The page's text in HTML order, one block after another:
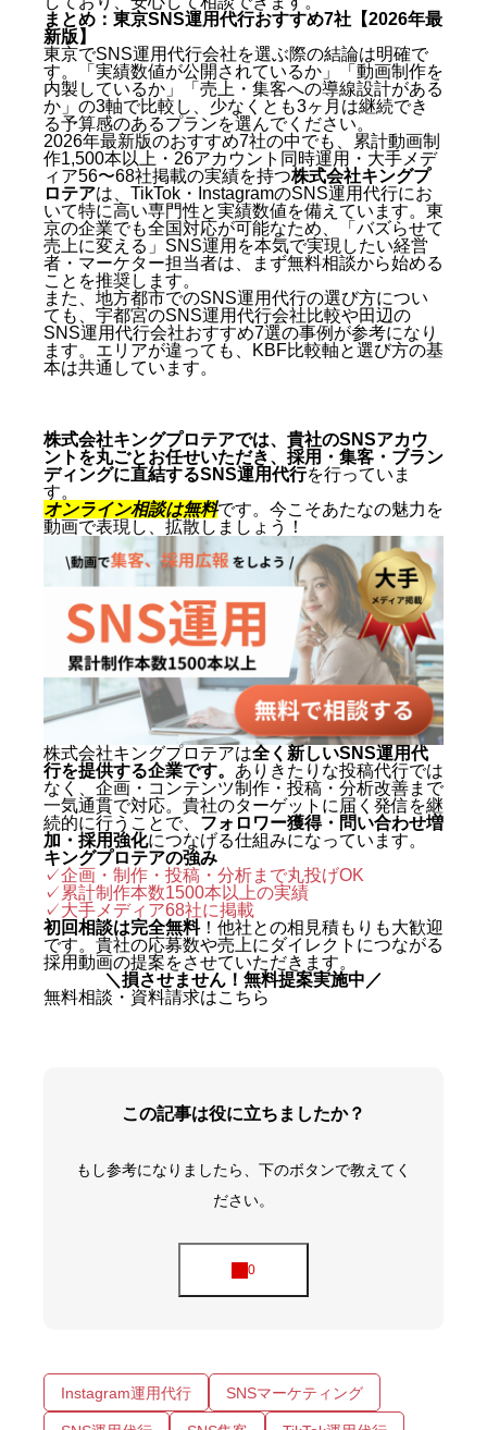
まとめ：東京SNS運用代行おすすめ7社【2026年最
新版】
東京でSNS運用代行会社を選ぶ際の結論は明確で
す。「実績数値が公開されているか」「動画制作を
内製しているか」「売上・集客への導線設計がある
か」の3軸で比較し、少なくとも3ヶ月は継続でき
る予算感のあるプランを選んでください。
2026年最新版のおすすめ7社の中でも、累計動画制
作1,500本以上・26アカウント同時運用・大手メデ
ィア56〜68社掲載の実績を持つ株式会社キングプ
ロテアは、TikTok・InstagramのSNS運用代行にお
いて特に高い専門性と実績数値を備えています。東
京の企業でも全国対応が可能なため、「バズらせて
売上に変える」SNS運用を本気で実現したい経営
者・マーケター担当者は、まず無料相談から始める
ことを推奨します。
また、地方都市でのSNS運用代行の選び方につい
ても、 宇都宮のSNS運用代行会社比較や田辺の
SNS運用代行会社おすすめ7選の事例が参考になり
ます。エリアが違っても、KBF比較軸と選び方の基
本は共通しています。
株式会社キングプロテアでは、貴社のSNSアカウ
ントを丸ごとお任せいただき、採用・集客・ブラン
ディングに直結するSNS運用代行を行っていま
す。
オンライン相談は無料です。今こそあたなの魅力を
動画で表現し、拡散しましょう！
株式会社キングプロテアは全く新しいSNS運用代
行を提供する企業です。 ありきたりな投稿代行では
なく、企画・コンテンツ制作・投稿・分析改善まで
一気通貫で対応。貴社のターゲットに届く発信を継
続的に行うことで、 フォロワー獲得・問い合わせ増
加・採用強化につなげる仕組みになっています。
キングプロテアの強み
✓企画・制作・投稿・分析まで丸投げOK
✓累計制作本数1500本以上の実績
✓大手メディア68社に掲載
初回相談は完全無料！他社との相見積もりも大歓迎
です。貴社の応募数や売上にダイレクトにつながる
採用動画の提案をさせていただきます。
＼損させません！無料提案実施中／
無料相談・資料請求はこちら
この記事は役に立ちましたか？
もし参考になりましたら、下のボタンで教えてく
ださい。
Instagram運用代行 SNSマーケティング